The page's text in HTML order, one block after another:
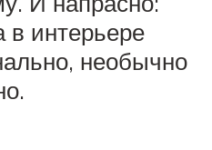
в интерьере
необычно